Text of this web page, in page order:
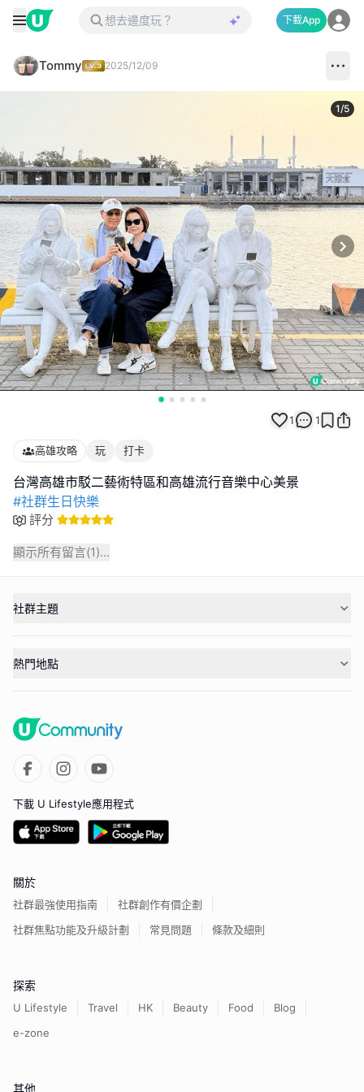
下載App
Tommy 2025/12/09
1/5
1 1
高雄攻略 玩 打卡
#社群生日快樂
評分
顯示所有留言(1)...
社群主題
熱門地點
下載 U Lifestyle應用程式
關於
社群最強使用指南
社群創作有價企劃
社群焦點功能及升級計劃
常見問題 條款及細則
探索
U Lifestyle Travel HK Beauty Food
Blog
e-zone
其他